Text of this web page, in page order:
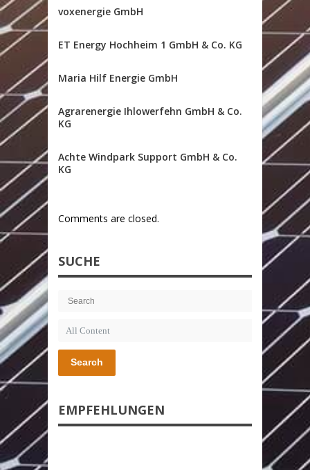
voxenergie GmbH
ET Energy Hochheim 1 GmbH & Co. KG
Maria Hilf Energie GmbH
Agrarenergie Ihlowerfehn GmbH & Co.
KG
Achte Windpark Support GmbH & Co.
KG
Comments are closed.
SUCHE
Search
EMPFEHLUNGEN